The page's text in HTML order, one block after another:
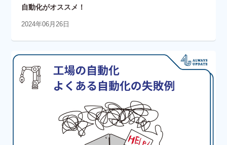
自動化がオススメ！
2024年06月26日